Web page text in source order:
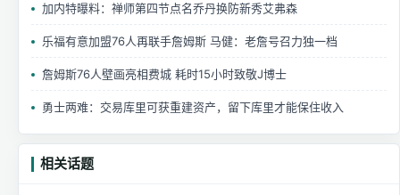
加内特曝料：禅师第四节点名乔丹换防新秀艾弗森
乐福有意加盟76人再联手詹姆斯 马健：老詹号召力独一档
詹姆斯76人壁画亮相费城 耗时15小时致敬J博士
勇士两难：交易库里可获重建资产，留下库里才能保住收入
相关话题